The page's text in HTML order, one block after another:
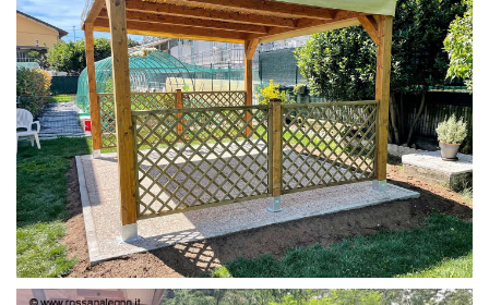
PERGOLA 4X3